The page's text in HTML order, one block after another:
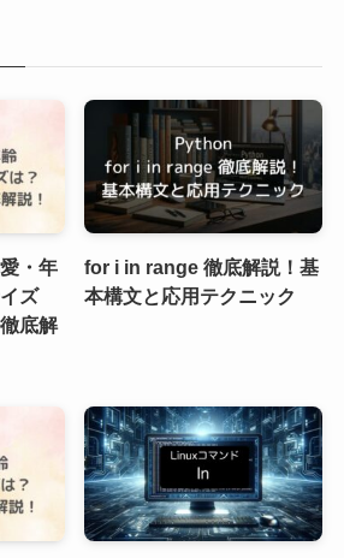
・年
ズ
底解
for i in range 徹底解説！基
本構文と応用テクニック